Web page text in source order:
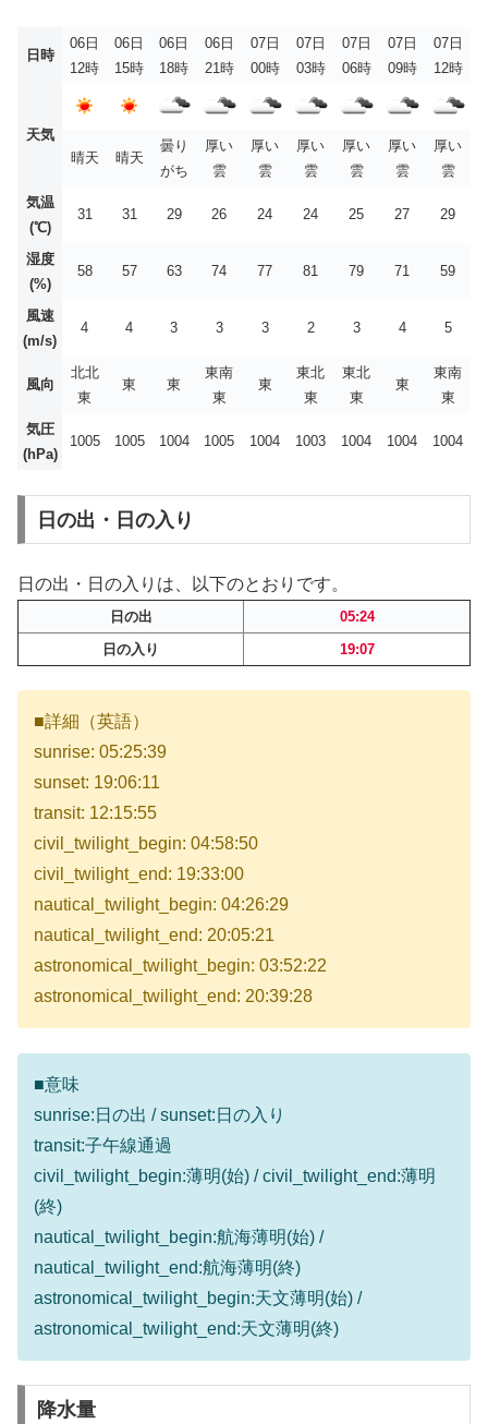
日時
06日
12時
06日
15時
06日
18時
06日
21時
07日
00時
07日
03時
07日
06時
07日
09時
07日
12時
天気
晴天
晴天
曇り
がち
厚い
雲
厚い
雲
厚い
雲
厚い
雲
厚い
雲
厚い
雲
気温
(℃)
31 31 29 26 24 24 25 27 29
湿度
(%)
58 57 63 74 77 81 79 71 59
風速
(m/s)
4 4 3 3 3 2 3 4 5
風向
北北
東
東 東
東南
東
東
東北
東
東北
東
東
東南
東
気圧
(hPa)
1005 1005 1004 1005 1004 1003 1004 1004 1004
日の出・日の入り
日の出・日の入りは、以下のとおりです。
日の出
05:24
日の入り
19:07
■詳細（英語）
sunrise: 05:25:39
sunset: 19:06:11
transit: 12:15:55
civil_twilight_begin: 04:58:50
civil_twilight_end: 19:33:00
nautical_twilight_begin: 04:26:29
nautical_twilight_end: 20:05:21
astronomical_twilight_begin: 03:52:22
astronomical_twilight_end: 20:39:28
■意味
sunrise:日の出 / sunset:日の入り
transit:子午線通過
civil_twilight_begin:薄明(始) / civil_twilight_end:薄明
(終)
nautical_twilight_begin:航海薄明(始) /
nautical_twilight_end:航海薄明(終)
astronomical_twilight_begin:天文薄明(始) /
astronomical_twilight_end:天文薄明(終)
降水量